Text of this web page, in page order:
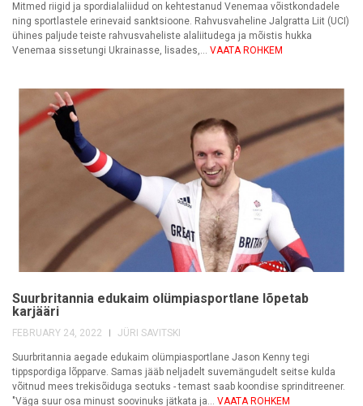
Mitmed riigid ja spordialaliidud on kehtestanud Venemaa võistkondadele
ning sportlastele erinevaid sanktsioone. Rahvusvaheline Jalgratta Liit (UCI)
ühines paljude teiste rahvusvaheliste alaliitudega ja mõistis hukka
Venemaa sissetungi Ukrainasse, lisades,... VAATA ROHKEM
Suurbritannia edukaim olümpiasportlane lõpetab
karjääri
FEBRUARY 24, 2022 JÜRI SAVITSKI
Suurbritannia aegade edukaim olümpiasportlane Jason Kenny tegi
tippspordiga lõpparve. Samas jääb neljadelt suvemängudelt seitse kulda
võitnud mees trekisõiduga seotuks - temast saab koondise sprinditreener.
"Väga suur osa minust soovinuks jätkata ja... VAATA ROHKEM